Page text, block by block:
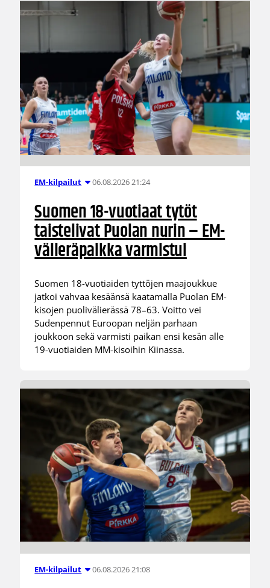
EM-kilpailut 06.08.2026 21:24
Suomen 18-vuotiaat tytöt
taistelivat Puolan nurin – EM-
välieräpaikka varmistui
Suomen 18-vuotiaiden tyttöjen maajoukkue
jatkoi vahvaa kesäänsä kaatamalla Puolan EM-
kisojen puolivälierässä 78–63. Voitto vei
Sudenpennut Euroopan neljän parhaan
joukkoon sekä varmisti paikan ensi kesän alle
19-vuotiaiden MM-kisoihin Kiinassa.
EM-kilpailut 06.08.2026 21:08